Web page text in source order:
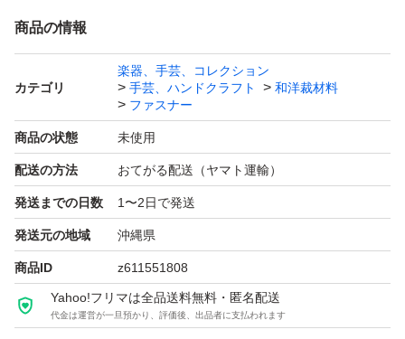
金具部分はオシャレなアンティークゴールド色です。
カラー:アイボリー、ブラック、レッド、ブラウン、ベー
内容:各5本 計25本セット
サイズ全長:23cm×2.5cm
ファスナー部：20cm×2.5cm
色の変更、お気軽にご相談ください。
いろいろ組み合わせのセットもご用意しております。
商品の情報
カテゴリ
楽器、手芸、コレクション
手芸、ハンドクラフト
和洋裁材料
ファスナー
商品の状態 未使用
配送の方法 おてがる配送（ヤマト運輸）
発送までの日数 1〜2日で発送
発送元の地域 沖縄県
商品ID z611551808
Yahoo!フリマは全品送料無料・匿名配送
代金は運営が一旦預かり、評価後、出品者に支払われます